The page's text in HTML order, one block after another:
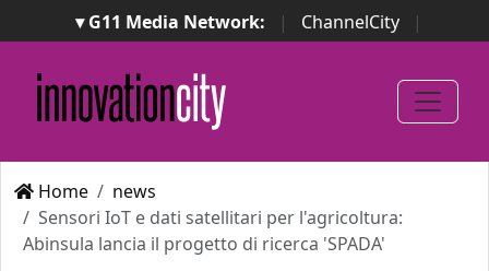
▾ G11 Media Network: | ChannelCity
|
ImpresaCity | SecurityOpenLab | Italian Channel
Awards
Italian Project Awards
Italian Security
Awards
Home
news
Sensori IoT e dati satellitari per l'agricoltura:
Abinsula lancia il progetto di ricerca 'SPADA'